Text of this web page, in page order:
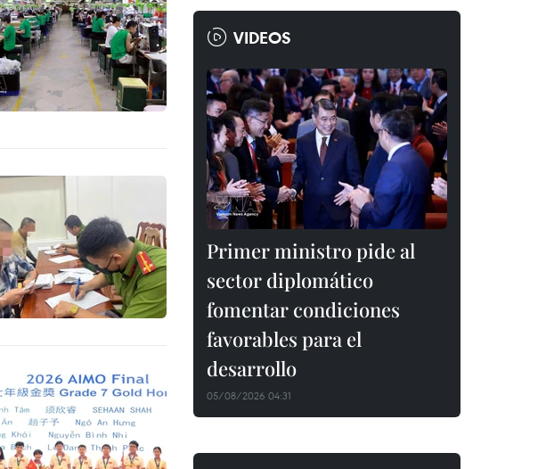
VIDEOS
Primer ministro pide al
sector diplomático
fomentar condiciones
favorables para el
desarrollo
05/08/2026 04:31